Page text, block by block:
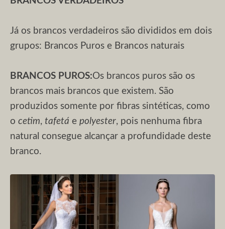
Já os brancos verdadeiros são divididos em dois
grupos: Brancos Puros e Brancos naturais
BRANCOS PUROS:Os brancos puros são os
brancos mais brancos que existem. São
produzidos somente por fibras sintéticas, como
o cetim, tafetá e polyester, pois nenhuma fibra
natural consegue alcançar a profundidade deste
branco.